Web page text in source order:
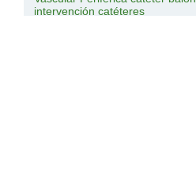
intervención catéteres